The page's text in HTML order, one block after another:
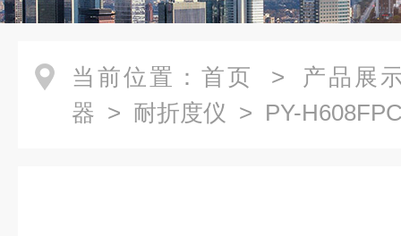
当前位置： 首页 > 产品展
器 > 耐折度仪 > PY-